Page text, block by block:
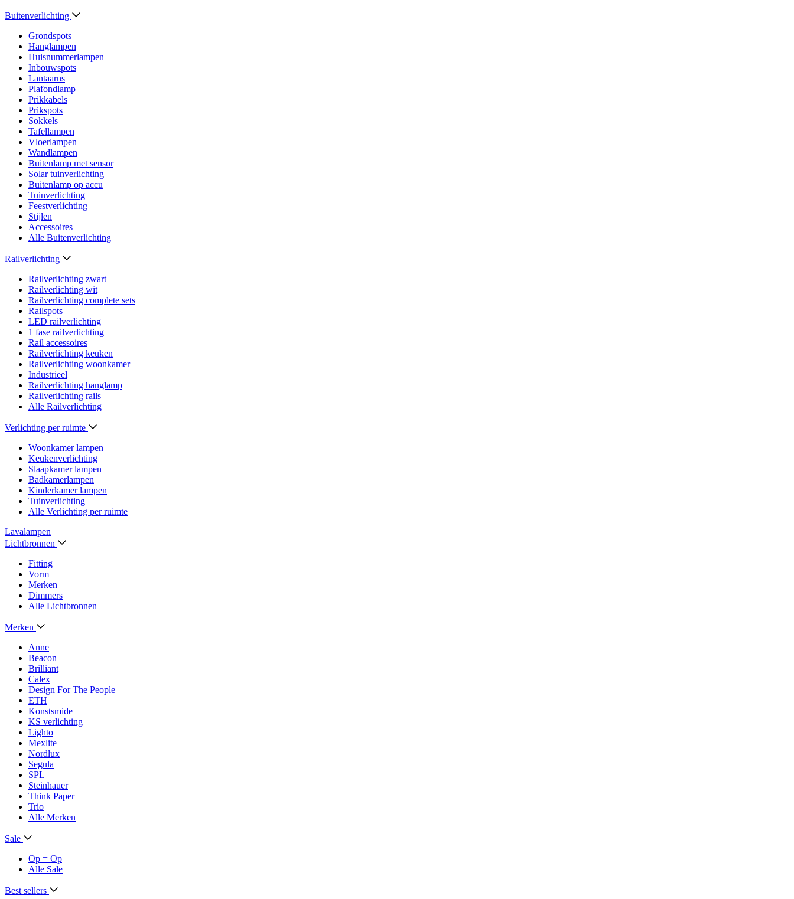
Buitenverlichting
Grondspots
Hanglampen
Huisnummerlampen
Inbouwspots
Lantaarns
Plafondlamp
Prikkabels
Prikspots
Sokkels
Tafellampen
Vloerlampen
Wandlampen
Buitenlamp met sensor
Solar tuinverlichting
Buitenlamp op accu
Tuinverlichting
Feestverlichting
Stijlen
Accessoires
Alle Buitenverlichting
Railverlichting
Railverlichting zwart
Railverlichting wit
Railverlichting complete sets
Railspots
LED railverlichting
1 fase railverlichting
Rail accessoires
Railverlichting keuken
Railverlichting woonkamer
Industrieel
Railverlichting hanglamp
Railverlichting rails
Alle Railverlichting
Verlichting per ruimte
Woonkamer lampen
Keukenverlichting
Slaapkamer lampen
Badkamerlampen
Kinderkamer lampen
Tuinverlichting
Alle Verlichting per ruimte
Lavalampen
Lichtbronnen
Fitting
Vorm
Merken
Dimmers
Alle Lichtbronnen
Merken
Anne
Beacon
Brilliant
Calex
Design For The People
ETH
Konstsmide
KS verlichting
Lighto
Mexlite
Nordlux
Segula
SPL
Steinhauer
Think Paper
Trio
Alle Merken
Sale
Op = Op
Alle Sale
Best sellers